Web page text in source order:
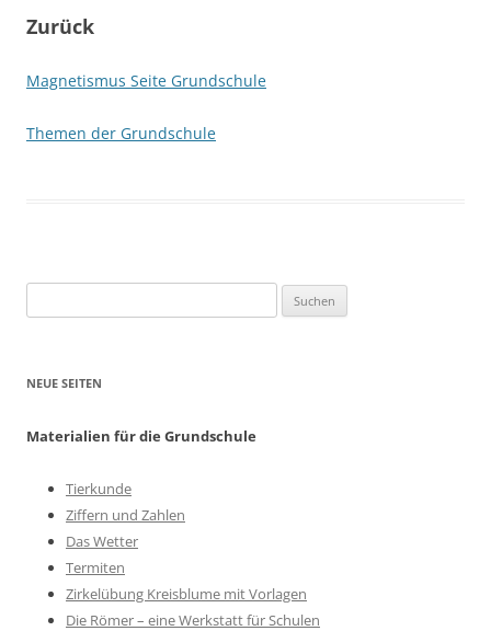
Zurück
Magnetismus Seite Grundschule
Themen der Grundschule
nach:
NEUE SEITEN
Materialien für die Grundschule
Tierkunde
Ziffern und Zahlen
Das Wetter
Termiten
Zirkelübung Kreisblume mit Vorlagen
Die Römer – eine Werkstatt für Schulen